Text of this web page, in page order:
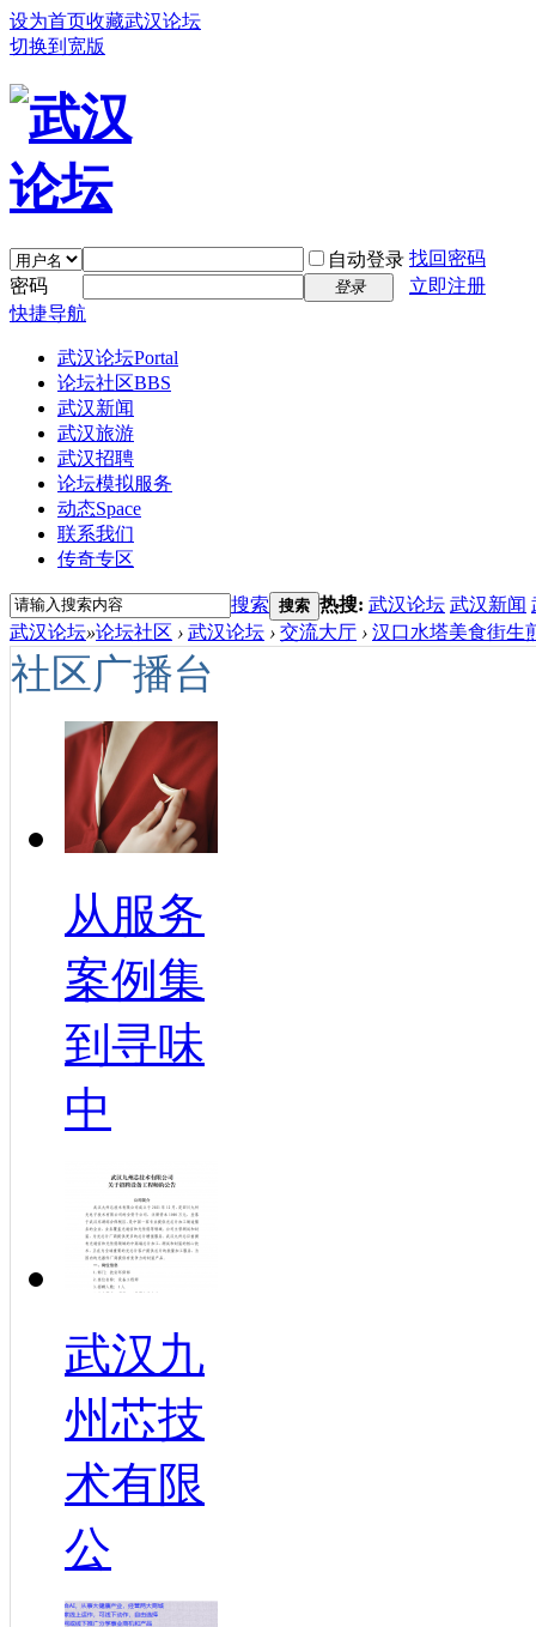
设为首页收藏武汉论坛
切换到宽版
自动登录 找回密码
密码
登录
立即注册
快捷导航
武汉论坛Portal
论坛社区BBS
武汉新闻
武汉旅游
武汉招聘
论坛模拟服务
动态Space
联系我们
传奇专区
搜索 搜索 热搜: 武汉论坛 武汉新闻
武汉论坛»论坛社区 › 武汉论坛 › 交流大厅 › 汉口水塔美食街生
社区广播台
从服务
案例集
到寻味
中
武汉九
州芯技
术有限
公